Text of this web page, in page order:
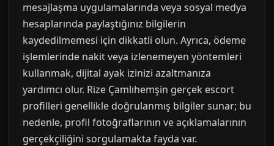
mesajlaşma uygulamalarında veya sosyal medya
hesaplarında paylaştığınız bilgilerin
kaydedilmemesi için dikkatli olun. Ayrıca, ödeme
işlemlerinde nakit veya izlenemeyen yöntemleri
kullanmak, dijital ayak izinizi azaltmanıza
yardımcı olur. Rize Çamlıhemşin gerçek escort
profilleri genellikle doğrulanmış bilgiler sunar; bu
nedenle, profil fotoğraflarının ve açıklamalarının
gerçekçiliğini sorgulamakta fayda var.